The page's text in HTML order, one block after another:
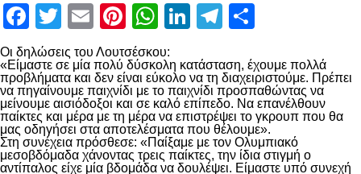
Facebook
Twitter
EmailPinterest
WhatsApp
LinkedIn
Telegram
Οι δηλώσεις του Λουτσέσκου:
«Είμαστε σε μία πολύ δύσκολη κατάσταση, έχουμε πολλά
προβλήματα και δεν είναι εύκολο να τη διαχειριστούμε. Πρέπει
να πηγαίνουμε παιχνίδι με το παιχνίδι προσπαθώντας να
μείνουμε αισιόδοξοι και σε καλό επίπεδο. Να επανέλθουν
παίκτες και μέρα με τη μέρα να επιστρέψει το γκρουπ που θα
μας οδηγήσει στα αποτελέσματα που θέλουμε».
Στη συνέχεια πρόσθεσε: «Παίξαμε με τον Ολυμπιακό
μεσοβδόμαδα χάνοντας τρεις παίκτες, την ίδια στιγμή ο
αντίπαλος είχε μία βδομάδα να δουλέψει. Είμαστε υπό συνεχή